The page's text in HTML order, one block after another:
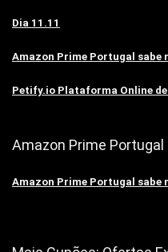
Dia 11.11
Amazon Prime Portugal sabe
Petify.io Plataforma Online
Amazon Prime Portugal
Amazon Prime Portugal sabe